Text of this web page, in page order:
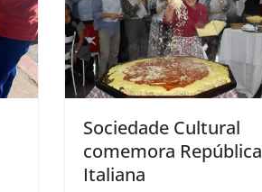
Sociedade Cultural
comemora República
Italiana